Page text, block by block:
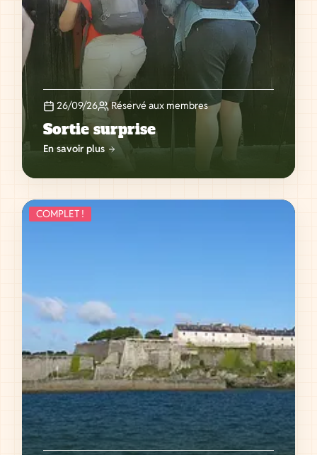
26/09/26 Réservé aux membres
Sortie surprise
En savoir plus
COMPLET !